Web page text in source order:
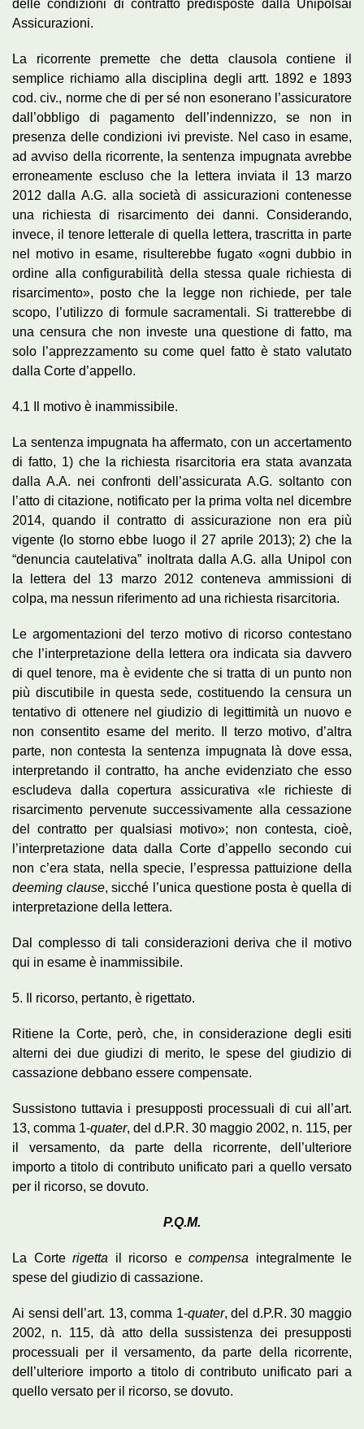
delle condizioni di contratto predisposte dalla Unipolsai
Assicurazioni.
La ricorrente premette che detta clausola contiene il
semplice richiamo alla disciplina degli artt. 1892 e 1893
cod. civ., norme che di per sé non esonerano l’assicuratore
dall’obbligo di pagamento dell’indennizzo, se non in
presenza delle condizioni ivi previste. Nel caso in esame,
ad avviso della ricorrente, la sentenza impugnata avrebbe
erroneamente escluso che la lettera inviata il 13 marzo
2012 dalla A.G. alla società di assicurazioni contenesse
una richiesta di risarcimento dei danni. Considerando,
invece, il tenore letterale di quella lettera, trascritta in parte
nel motivo in esame, risulterebbe fugato «ogni dubbio in
ordine alla configurabilità della stessa quale richiesta di
risarcimento», posto che la legge non richiede, per tale
scopo, l’utilizzo di formule sacramentali. Si tratterebbe di
una censura che non investe una questione di fatto, ma
solo l’apprezzamento su come quel fatto è stato valutato
dalla Corte d’appello.
4.1 Il motivo è inammissibile.
La sentenza impugnata ha affermato, con un accertamento
di fatto, 1) che la richiesta risarcitoria era stata avanzata
dalla A.A. nei confronti dell’assicurata A.G. soltanto con
l’atto di citazione, notificato per la prima volta nel dicembre
2014, quando il contratto di assicurazione non era più
vigente (lo storno ebbe luogo il 27 aprile 2013); 2) che la
“denuncia cautelativa” inoltrata dalla A.G. alla Unipol con
la lettera del 13 marzo 2012 conteneva ammissioni di
colpa, ma nessun riferimento ad una richiesta risarcitoria.
Le argomentazioni del terzo motivo di ricorso contestano
che l’interpretazione della lettera ora indicata sia davvero
di quel tenore, ma è evidente che si tratta di un punto non
più discutibile in questa sede, costituendo la censura un
tentativo di ottenere nel giudizio di legittimità un nuovo e
non consentito esame del merito. Il terzo motivo, d’altra
parte, non contesta la sentenza impugnata là dove essa,
interpretando il contratto, ha anche evidenziato che esso
escludeva dalla copertura assicurativa «le richieste di
risarcimento pervenute successivamente alla cessazione
del contratto per qualsiasi motivo»; non contesta, cioè,
l’interpretazione data dalla Corte d’appello secondo cui
non c’era stata, nella specie, l’espressa pattuizione della
deeming clause, sicché l’unica questione posta è quella di
interpretazione della lettera.
Dal complesso di tali considerazioni deriva che il motivo
qui in esame è inammissibile.
5. Il ricorso, pertanto, è rigettato.
Ritiene la Corte, però, che, in considerazione degli esiti
alterni dei due giudizi di merito, le spese del giudizio di
cassazione debbano essere compensate.
Sussistono tuttavia i presupposti processuali di cui all’art.
13, comma 1-quater, del d.P.R. 30 maggio 2002, n. 115, per
il versamento, da parte della ricorrente, dell’ulteriore
importo a titolo di contributo unificato pari a quello versato
per il ricorso, se dovuto.
P.Q.M.
La Corte rigetta il ricorso e compensa integralmente le
spese del giudizio di cassazione.
Ai sensi dell’art. 13, comma 1-quater, del d.P.R. 30 maggio
2002, n. 115, dà atto della sussistenza dei presupposti
processuali per il versamento, da parte della ricorrente,
dell’ulteriore importo a titolo di contributo unificato pari a
quello versato per il ricorso, se dovuto.